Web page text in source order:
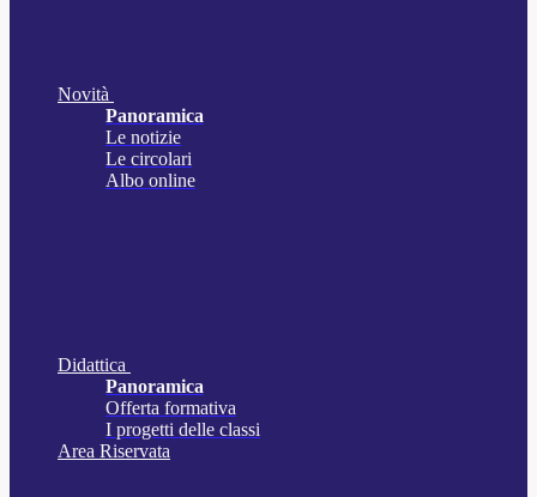
Novità
Panoramica
Le notizie
Le circolari
Albo online
Didattica
Panoramica
Offerta formativa
I progetti delle classi
Area Riservata